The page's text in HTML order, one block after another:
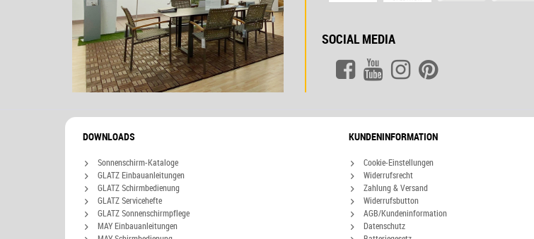
SOCIAL MEDIA
DOWNLOADS
Sonnenschirm-Kataloge
GLATZ Einbauanleitungen
GLATZ Schirmbedienung
GLATZ Servicehefte
GLATZ Sonnenschirmpflege
MAY Einbauanleitungen
KUNDENINFORMATION
Cookie-Einstellungen
Widerrufsrecht
Zahlung & Versand
Widerrufsbutton
AGB/Kundeninformation
Datenschutz